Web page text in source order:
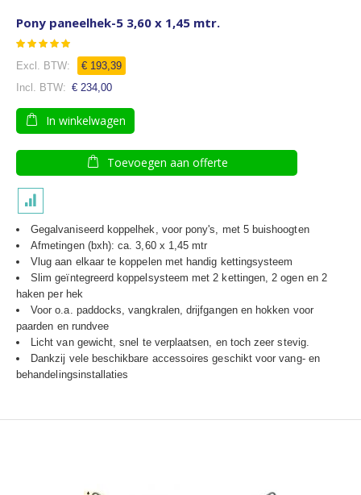
Pony paneelhek-5 3,60 x 1,45 mtr.
Waardering:
93
100
€ 193,39
€ 234,00
In winkelwagen
Toevoegen aan offerte
Gegalvaniseerd koppelhek, voor pony's, met 5 buishoogten
Afmetingen (bxh): ca. 3,60 x 1,45 mtr
Vlug aan elkaar te koppelen met handig kettingsysteem
Slim geïntegreerd koppelsysteem met 2 kettingen, 2 ogen en 2
haken per hek
Voor o.a. paddocks, vangkralen, drijfgangen en hokken voor
paarden en rundvee
Licht van gewicht, snel te verplaatsen, en toch zeer stevig.
Dankzij vele beschikbare accessoires geschikt voor vang- en
behandelingsinstallaties